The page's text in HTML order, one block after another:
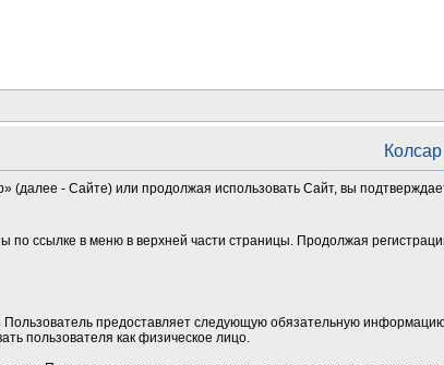
(далее - Сайте) или продолжая использовать Сайт, вы
ссылке в меню в верхней части страницы. Продолжая
Пользователь предоставляет следующую обязательную
пользователя как физическое лицо.